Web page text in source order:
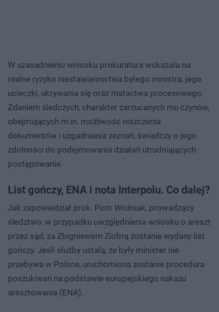
W uzasadnieniu wniosku prokuratura wskazała na
realne ryzyko niestawiennictwa byłego ministra, jego
ucieczki, ukrywania się oraz matactwa procesowego.
Zdaniem śledczych, charakter zarzucanych mu czynów,
obejmujących m.in. możliwość niszczenia
dokumentów i uzgadniania zeznań, świadczy o jego
zdolności do podejmowania działań utrudniających
postępowanie.
List gończy, ENA i nota Interpolu. Co dalej?
Jak zapowiedział prok. Piotr Woźniak, prowadzący
śledztwo, w przypadku uwzględnienia wniosku o areszt
przez sąd, za Zbigniewem Ziobrą zostanie wydany list
gończy. Jeśli służby ustalą, że były minister nie
przebywa w Polsce, uruchomiona zostanie procedura
poszukiwań na podstawie europejskiego nakazu
aresztowania (ENA).